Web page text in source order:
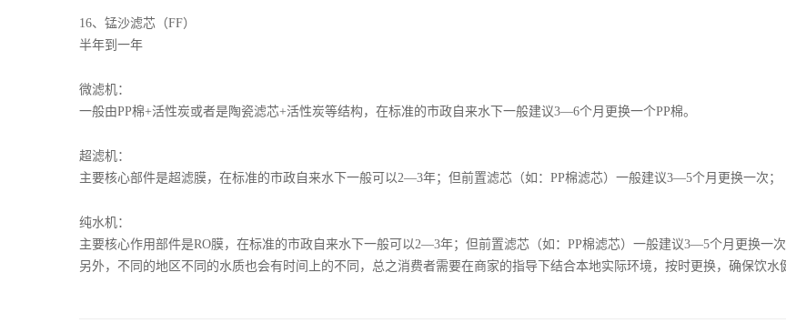
16、锰沙滤芯（FF）
半年到一年
微滤机：
一般由PP棉+活性炭或者是陶瓷滤芯+活性炭等结构，在标准的市政自来水下一般建议3—6个月更换一个PP棉。
超滤机：
主要核心部件是超滤膜，在标准的市政自来水下一般可以2—3年；但前置滤芯（如：PP棉滤芯）一般建议3—5个月更换一次；
纯水机：
主要核心作用部件是RO膜，在标准的市政自来水下一般可以2—3年；但前置滤芯（如：PP棉滤芯）一般建议3—5个月更换一次
另外，不同的地区不同的水质也会有时间上的不同，总之消费者需要在商家的指导下结合本地实际环境，按时更换，确保饮水